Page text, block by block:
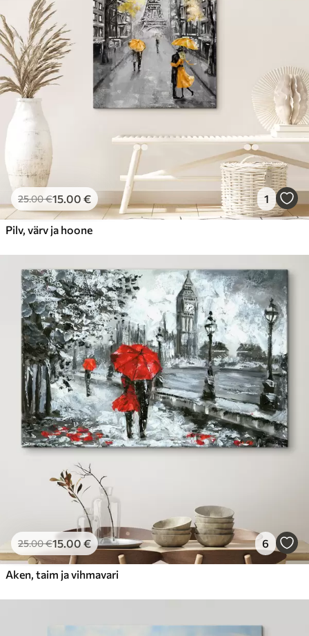
Hind Alates .00€
25.00€15.00 € 1
Pilv, värv ja hoone
25.00€15.00 € 6
Aken, taim ja vihmavari